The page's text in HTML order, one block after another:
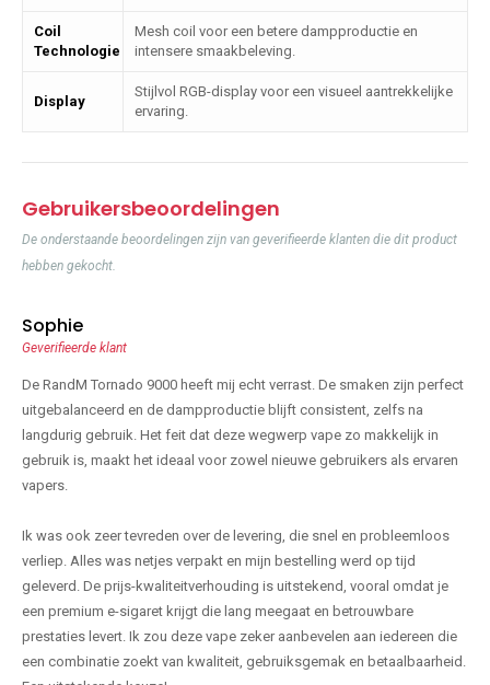
Coil
Technologie
Mesh coil voor een betere dampproductie en
intensere smaakbeleving.
Display
Stijlvol RGB-display voor een visueel aantrekkelijke
ervaring.
Gebruikersbeoordelingen
De onderstaande beoordelingen zijn van geverifieerde klanten die dit product
hebben gekocht.
Sophie
Geverifieerde klant
De RandM Tornado 9000 heeft mij echt verrast. De smaken zijn perfect
uitgebalanceerd en de dampproductie blijft consistent, zelfs na
langdurig gebruik. Het feit dat deze wegwerp vape zo makkelijk in
gebruik is, maakt het ideaal voor zowel nieuwe gebruikers als ervaren
vapers.
Ik was ook zeer tevreden over de levering, die snel en probleemloos
verliep. Alles was netjes verpakt en mijn bestelling werd op tijd
geleverd. De prijs-kwaliteitverhouding is uitstekend, vooral omdat je
een premium e-sigaret krijgt die lang meegaat en betrouwbare
prestaties levert. Ik zou deze vape zeker aanbevelen aan iedereen die
een combinatie zoekt van kwaliteit, gebruiksgemak en betaalbaarheid.